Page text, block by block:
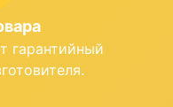
гарантийный